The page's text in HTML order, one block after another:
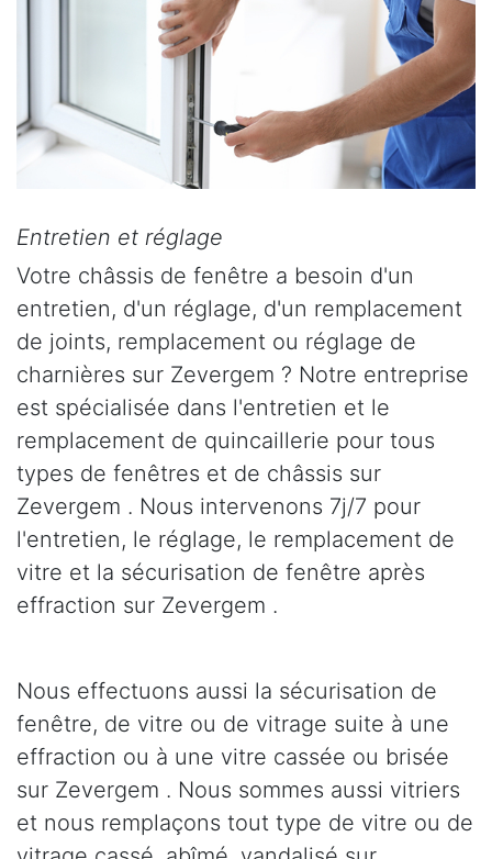
Entretien et réglage
Votre châssis de fenêtre a besoin d'un
entretien, d'un réglage, d'un remplacement
de joints, remplacement ou réglage de
charnières sur Zevergem ? Notre entreprise
est spécialisée dans l'entretien et le
remplacement de quincaillerie pour tous
types de fenêtres et de châssis sur
Zevergem . Nous intervenons 7j/7 pour
l'entretien, le réglage, le remplacement de
vitre et la sécurisation de fenêtre après
effraction sur Zevergem .
Nous effectuons aussi la sécurisation de
fenêtre, de vitre ou de vitrage suite à une
effraction ou à une vitre cassée ou brisée
sur Zevergem . Nous sommes aussi vitriers
et nous remplaçons tout type de vitre ou de